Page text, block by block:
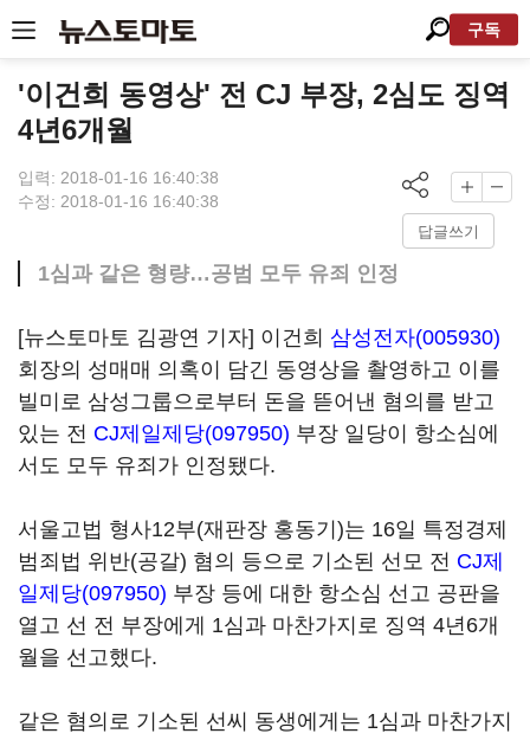
구독
'이건희 동영상' 전 CJ 부장, 2심도 징역
4년6개월
입력: 2018-01-16 16:40:38
수정: 2018-01-16 16:40:38
답글쓰기
1심과 같은 형량…공범 모두 유죄 인정
[뉴스토마토 김광연 기자] 이건희 삼성전자(005930)
회장의 성매매 의혹이 담긴 동영상을 촬영하고 이를
빌미로 삼성그룹으로부터 돈을 뜯어낸 혐의를 받고
있는 전 CJ제일제당(097950) 부장 일당이 항소심에
서도 모두 유죄가 인정됐다.
서울고법 형사12부(재판장 홍동기)는 16일 특정경제
범죄법 위반(공갈) 혐의 등으로 기소된 선모 전 CJ제
일제당(097950) 부장 등에 대한 항소심 선고 공판을
열고 선 전 부장에게 1심과 마찬가지로 징역 4년6개
월을 선고했다.
같은 혐의로 기소된 선씨 동생에게는 1심과 마찬가지